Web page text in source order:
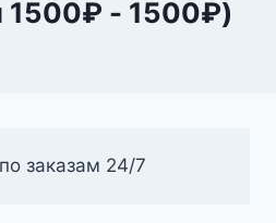
1500₽ - 1500₽)
заказам 24/7